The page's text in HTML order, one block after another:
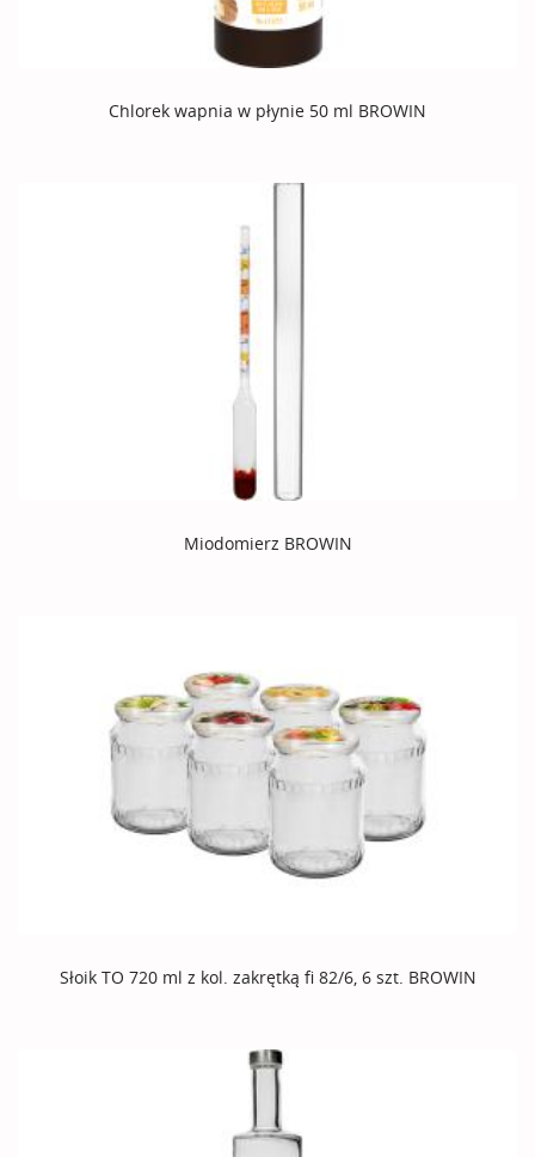
Chlorek wapnia w płynie 50 ml BROWIN
Miodomierz BROWIN
Słoik TO 720 ml z kol. zakrętką fi 82/6, 6 szt. BROWIN